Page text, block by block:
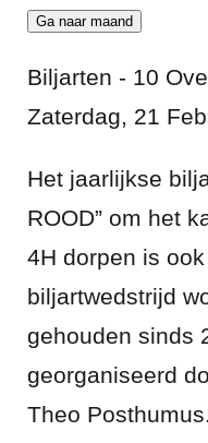
Ga naar maand
Biljarten - 10
Zaterdag, 21
Het jaarlijkse
ROOD” om het
4H dorpen is
biljartwedstrijd
gehouden sinds
georganiseerd
Theo Posthumus.